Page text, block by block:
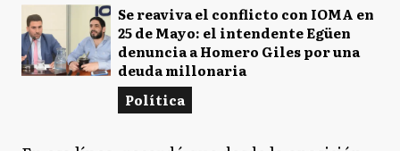
Se reaviva el conflicto con IOMA en
25 de Mayo: el intendente Egüen
denuncia a Homero Giles por una
deuda millonaria
Política